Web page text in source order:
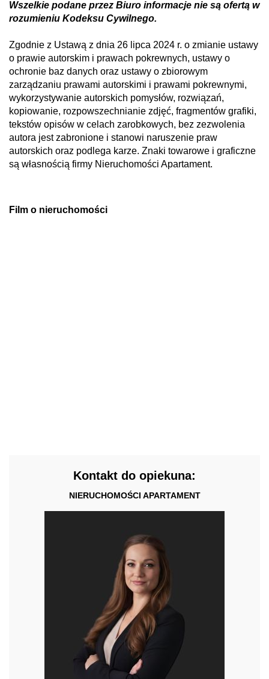
Wszelkie podane przez Biuro informacje nie są ofertą w
rozumieniu Kodeksu Cywilnego.
Zgodnie z Ustawą z dnia 26 lipca 2024 r. o zmianie ustawy
o prawie autorskim i prawach pokrewnych, ustawy o
ochronie baz danych oraz ustawy o zbiorowym
zarządzaniu prawami autorskimi i prawami pokrewnymi,
wykorzystywanie autorskich pomysłów, rozwiązań,
kopiowanie, rozpowszechnianie zdjęć, fragmentów grafiki,
tekstów opisów w celach zarobkowych, bez zezwolenia
autora jest zabronione i stanowi naruszenie praw
autorskich oraz podlega karze. Znaki towarowe i graficzne
są własnością firmy Nieruchomości Apartament.
Film o nieruchomości
Kontakt do opiekuna:
NIERUCHOMOŚCI APARTAMENT